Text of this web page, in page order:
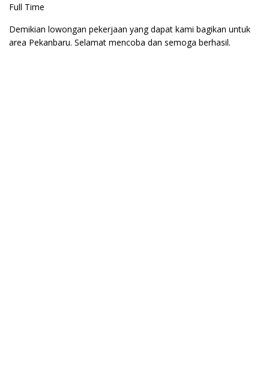
Full Time
Demikian lowongan pekerjaan yang dapat kami bagikan untuk
area Pekanbaru. Selamat mencoba dan semoga berhasil.